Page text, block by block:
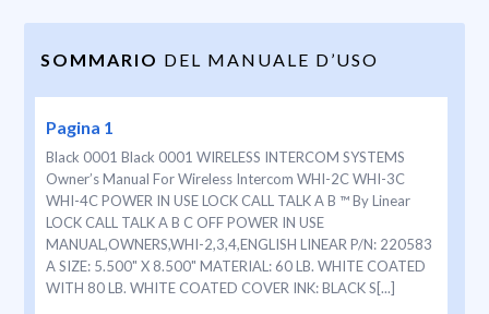
SOMMARIO DEL MANUALE D’USO
Pagina 1
Black 0001 Black 0001 WIRELESS INTERCOM SYSTEMS
Owner’s Manual For Wireless Intercom WHI-2C WHI-3C
WHI-4C POWER IN USE LOCK CALL TALK A B ™ By Linear
LOCK CALL TALK A B C OFF POWER IN USE
MANUAL,OWNERS,WHI-2,3,4,ENGLISH LINEAR P/N: 220583
A SIZE: 5.500" X 8.500" MATERIAL: 60 LB. WHITE COATED
WITH 80 LB. WHITE COATED COVER INK: BLACK S[...]